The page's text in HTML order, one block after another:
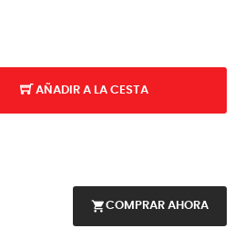
AÑADIR A LA CESTA
shopping_cartCOMPRAR AHORA